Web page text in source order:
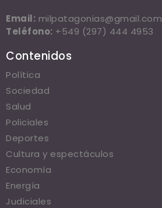
Email: milpatagonias@gmail.com
Teléfono: +549 (297) 444 4953
Contenidos
Política
Sociedad
Salud
Policiales
Deportes
Cultura y espectáculos
Economía
Energía
Judiciales